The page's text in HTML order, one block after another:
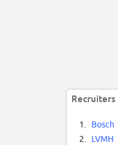
Recruiters
1.
Bosch
2.
LVMH